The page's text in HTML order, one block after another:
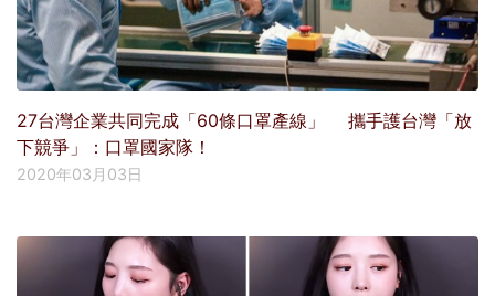
27台灣企業共同完成「60條口罩產線」 攜手護台灣「放
下競爭」：口罩國家隊！
2020年03月03日